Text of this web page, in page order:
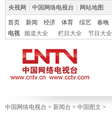
央视网 中国网络电视台 网站地图
首页 新闻 经济 体育 综艺 春晚
电视
频道大全 栏目大全 节目大全
中国网络电视台 > 新闻台 > 中国图文 >